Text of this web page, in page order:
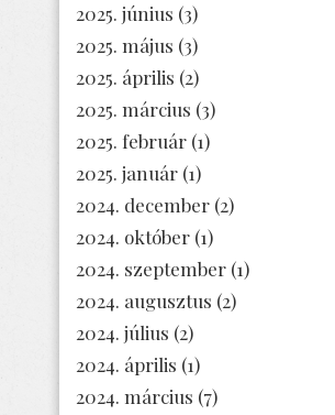
2025. június (3)
2025. május (3)
2025. április (2)
2025. március (3)
2025. február (1)
2025. január (1)
2024. december (2)
2024. október (1)
2024. szeptember (1)
2024. augusztus (2)
2024. július (2)
2024. április (1)
2024. március (7)